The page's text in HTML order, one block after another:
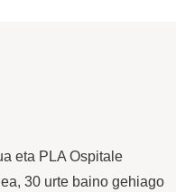
eta PLA Ospitale
30 urte baino gehiago